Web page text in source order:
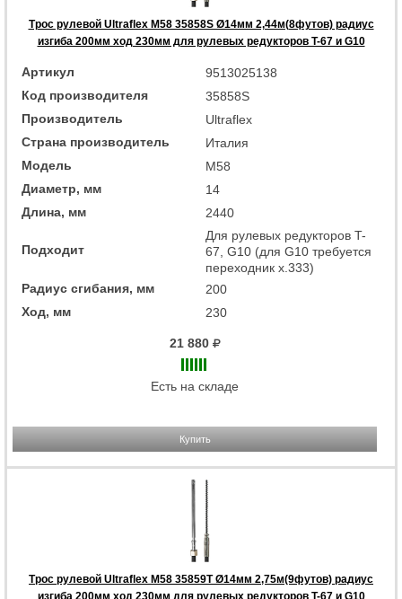
Трос рулевой Ultraflex M58 35858S Ø14мм 2,44м(8футов) радиус
изгиба 200мм ход 230мм для рулевых редукторов T-67 и G10
Артикул
9513025138
Код производителя
35858S
Производитель
Ultraflex
Страна производитель
Италия
Модель
M58
Диаметр, мм
14
Длина, мм
2440
Подходит
Для рулевых редукторов T-
67, G10 (для G10 требуется
переходник x.333)
Радиус сгибания, мм
200
Ход, мм
230
21 880
Есть на складе
Купить
Трос рулевой Ultraflex M58 35859T Ø14мм 2,75м(9футов) радиус
изгиба 200мм ход 230мм для рулевых редукторов T-67 и G10